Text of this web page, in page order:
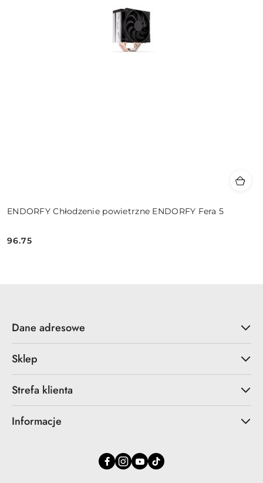
ENDORFY Chłodzenie powietrzne ENDORFY Fera 5
Cena:
96.75
Dane adresowe
Sklep
Strefa klienta
Informacje